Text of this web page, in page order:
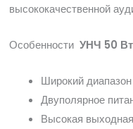
высококачественной
Особенности УНЧ 50
Широкий
Двуполярное
Высокая